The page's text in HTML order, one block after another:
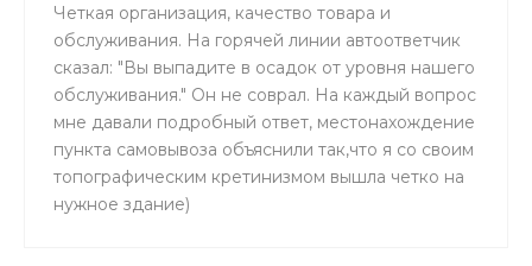
Четкая организация, качество товара и
обслуживания. На горячей линии автоответчик
сказал: "Вы выпадите в осадок от уровня нашего
обслуживания." Он не соврал. На каждый вопрос
мне давали подробный ответ, местонахождение
пункта самовывоза объяснили так,что я со своим
топографическим кретинизмом вышла четко на
нужное здание)